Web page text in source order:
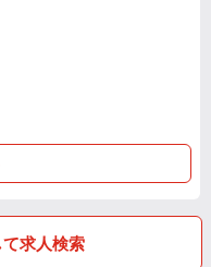
求人検索